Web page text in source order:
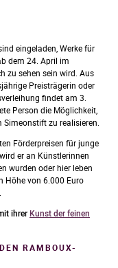
eingeladen, Werke für
dem 24. April im
zu sehen sein wird. Aus
Preisträgerin oder
findet am 3.
Person die Möglichkeit,
zu realisieren.
Förderpreisen für junge
er an Künstlerinnen
wurden oder hier leben
Höhe von 6.000 Euro
ihrerKunst der feinen
RAMBOUX-